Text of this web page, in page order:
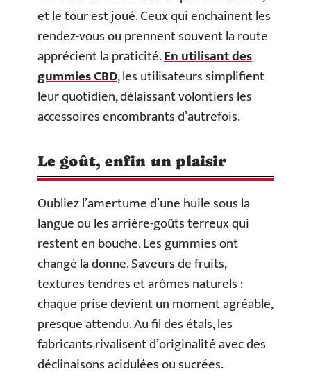
et le tour est joué. Ceux qui enchaînent les
rendez-vous ou prennent souvent la route
apprécient la praticité.En utilisant des
gummies CBD, les utilisateurs simplifient
leur quotidien, délaissant volontiers les
accessoires encombrants d’autrefois.
Le goût, enfin un plaisir
Oubliez l’amertume d’une huile sous la
langue ou les arrière-goûts terreux qui
restent en bouche. Les gummies ont
changé la donne. Saveurs de fruits,
textures tendres et arômes naturels :
chaque prise devient un moment agréable,
presque attendu. Au fil des étals, les
fabricants rivalisent d’originalité avec des
déclinaisons acidulées ou sucrées.